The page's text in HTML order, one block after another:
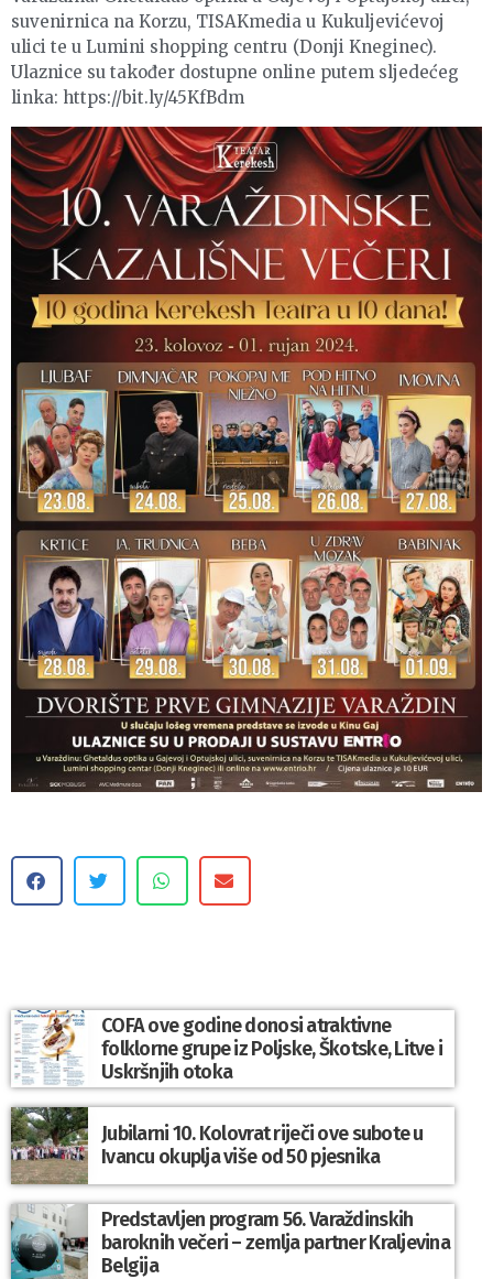
suvenirnica na Korzu, TISAKmedia u Kukuljevićevoj
ulici te u Lumini shopping centru (Donji Kneginec).
Ulaznice su također dostupne online putem sljedećeg
linka: https://bit.ly/45KfBdm
COFA ove godine donosi atraktivne
folklorne grupe iz Poljske, Škotske, Litve i
Uskršnjih otoka
Jubilarni 10. Kolovrat riječi ove subote u
Ivancu okuplja više od 50 pjesnika
Predstavljen program 56. Varaždinskih
baroknih večeri – zemlja partner Kraljevina
Belgija